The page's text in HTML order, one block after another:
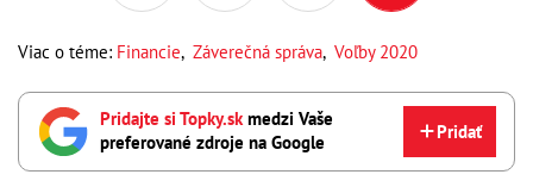
Viac o téme: Financie, Záverečná správa, Voľby 2020
Pridajte si Topky.skmedzi Vaše
preferované zdroje na Google
Pridať